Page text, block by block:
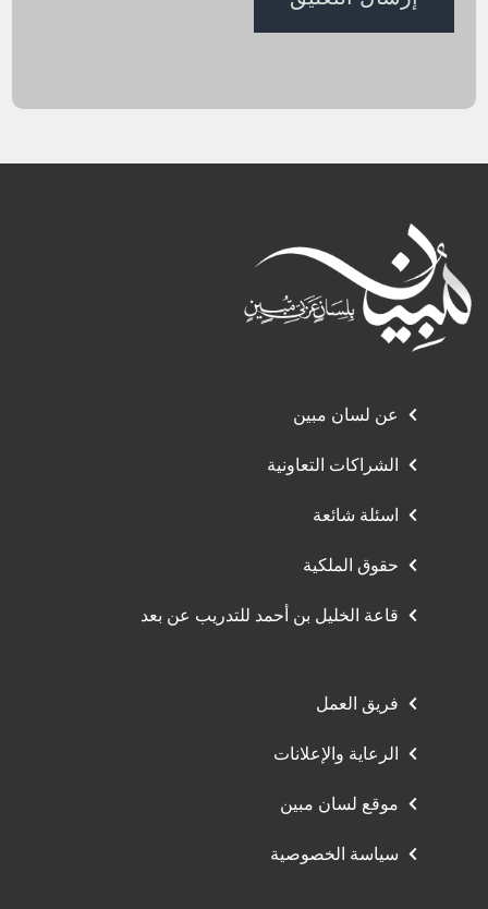
عن لسان مبين
الشراكات التعاونية
اسئلة شائعة
حقوق الملكية
قاعة الخليل بن أحمد للتدريب عن بعد
فريق العمل
الرعاية والإعلانات
موقع لسان مبين
سياسة الخصوصية